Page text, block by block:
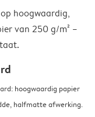
hoogwaardig,
van 250 g/m² –
hoogwaardig papier
halfmatte afwerking.